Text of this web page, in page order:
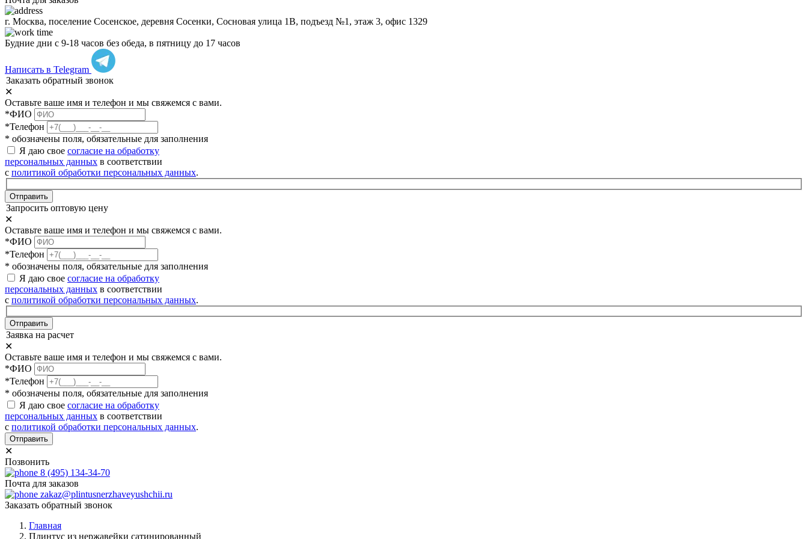
г. Москва, поселение Сосенское, деревня Сосенки, Сосновая улица 1В, подъезд №1, этаж 3, офис 1329
Будние дни с 9-18 часов без обеда, в пятницу до 17 часов
Написать в Telegram
Заказать обратный звонок
✕
Оставьте ваше имя и телефон и мы свяжемся с вами.
*ФИО
*Телефон
* обозначены поля, обязательные для заполнения
Я даю свое согласие на обработку
персональных данных в соответствии
с политикой обработки персональных данных.
Отправить
Запросить оптовую цену
✕
Оставьте ваше имя и телефон и мы свяжемся с вами.
*ФИО
*Телефон
* обозначены поля, обязательные для заполнения
Я даю свое согласие на обработку
персональных данных в соответствии
с политикой обработки персональных данных.
Отправить
Заявка на расчет
✕
Оставьте ваше имя и телефон и мы свяжемся с вами.
*ФИО
*Телефон
* обозначены поля, обязательные для заполнения
Я даю свое согласие на обработку
персональных данных в соответствии
с политикой обработки персональных данных.
Отправить
✕
Позвонить
8 (495) 134-34-70
Почта для заказов
zakaz@plintusnerzhaveyushchii.ru
Заказать обратный звонок
Главная
Плинтус из нержавейки сатинированный